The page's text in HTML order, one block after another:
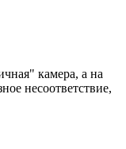
камера, а на
несоответствие,